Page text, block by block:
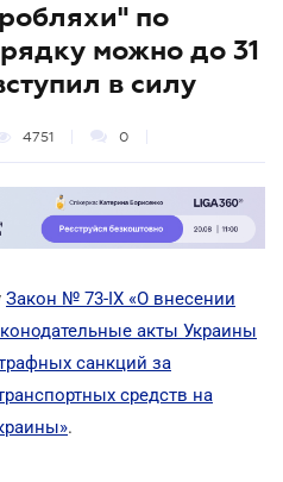
по
можно до 31
в силу
4751 0
Закон № 73-ІХ «О внесении
акты Украины
санкций за
средств на
.